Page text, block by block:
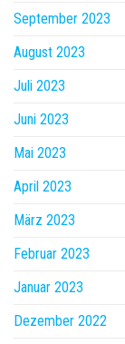
September 2023
August 2023
Juli 2023
Juni 2023
Mai 2023
April 2023
März 2023
Februar 2023
Januar 2023
Dezember 2022